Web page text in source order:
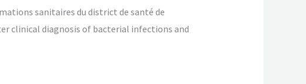
sanitaires du district de santé de
clinical diagnosis of bacterial infections and